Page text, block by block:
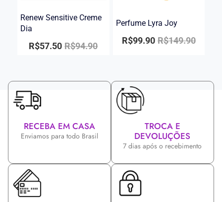
Renew Sensitive Creme
Dia
R$94.90
R$57.50
Perfume Lyra Joy
R$149.90
R$99.90
RECEBA EM CASA
Enviamos para todo Brasil
TROCA E
DEVOLUÇÕES
7 dias após o recebimento